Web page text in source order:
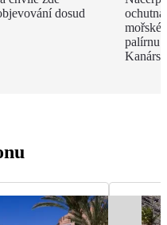
dosud
mořské
palírnu